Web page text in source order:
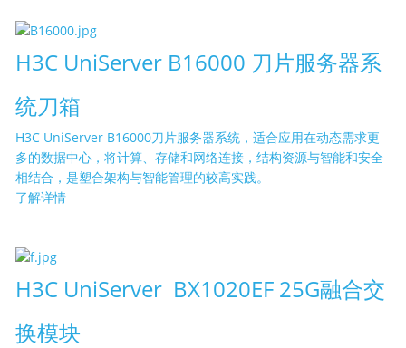
H3C UniServer B16000 刀片服务器系
统刀箱
H3C UniServer B16000刀片服务器系统，适合应用在动态需求更
多的数据中心，将计算、存储和网络连接，结构资源与智能和安全
相结合，是塑合架构与智能管理的较高实践。
了解详情
H3C UniServer BX1020EF 25G融合交
换模块